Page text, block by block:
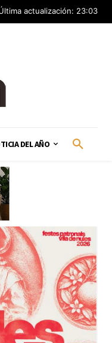
actualización: 23:03
DEL AÑO